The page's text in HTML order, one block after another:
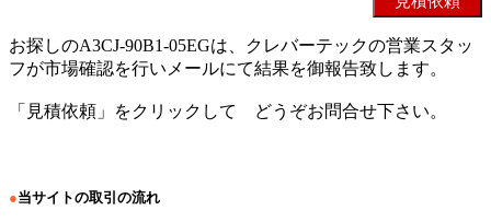
お探しのA3CJ-90B1-05EGは、クレバーテックの営業スタッ
フが市場確認を行いメールにて結果を御報告致します。
「見積依頼」をクリックして どうぞお問合せ下さい。
●当サイトの取引の流れ